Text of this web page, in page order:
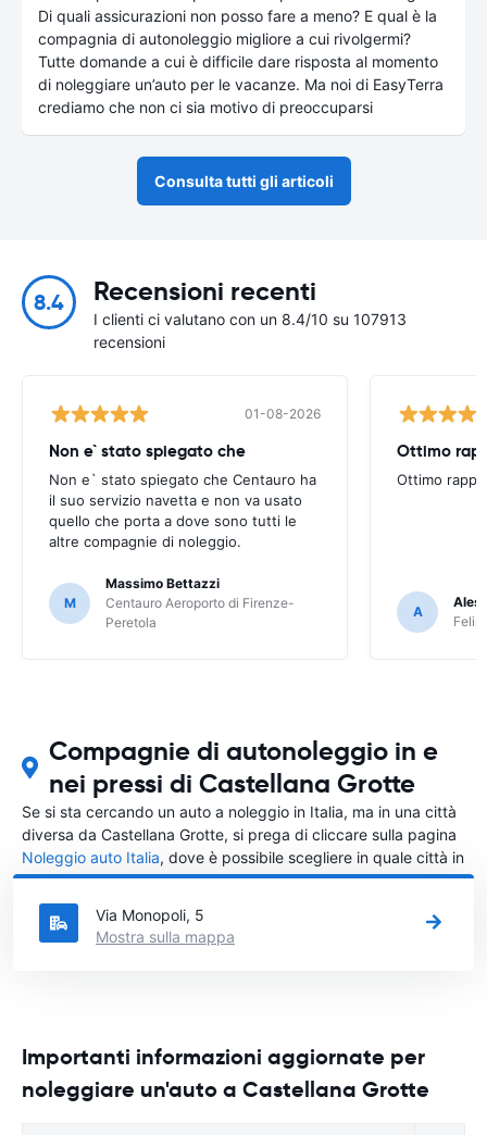
Di quali assicurazioni non posso fare a meno? E qual è la
compagnia di autonoleggio migliore a cui rivolgermi?
Tutte domande a cui è difficile dare risposta al momento
di noleggiare un’auto per le vacanze. Ma noi di EasyTerra
crediamo che non ci sia motivo di preoccuparsi
Consulta tutti gli articoli
8.4 Recensioni recenti
I clienti ci valutano con un 8.4/10 su 107913
recensioni
01-08-2026
Non e` stato spiegato che
Non e` stato spiegato che Centauro ha
il suo servizio navetta e non va usato
quello che porta a dove sono tutti le
altre compagnie di noleggio.
M
Massimo Bettazzi
Centauro Aeroporto di Firenze-
Peretola
Ottimo
Ottimo
A
Compagnie di autonoleggio in e
nei pressi di Castellana Grotte
Se si sta cercando un auto a noleggio in Italia, ma in una città
diversa da Castellana Grotte, si prega di cliccare sulla pagina
Noleggio auto Italia, dove è possibile scegliere in quale città in
Italia si vuole noleggiare l'auto.
Via Monopoli, 5
Mostra sulla mappa
Importanti informazioni aggiornate per
noleggiare un'auto a Castellana Grotte